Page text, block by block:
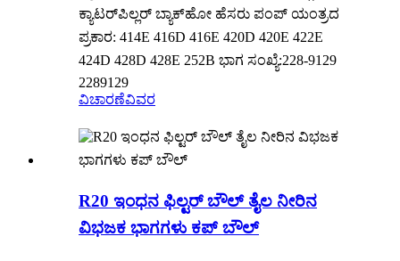
ಕ್ಯಾಟರ್‌ಪಿಲ್ಲರ್ ಬ್ಯಾಕ್‌ಹೋ ಹೆಸರು ಪಂಪ್ ಯಂತ್ರದ
ಪ್ರಕಾರ: 414E 416D 416E 420D 420E 422E
424D 428D 428E 252B ಭಾಗ ಸಂಖ್ಯೆ:228-9129
2289129
ವಿಚಾರಣೆವಿವರ
R20 ಇಂಧನ ಫಿಲ್ಟರ್ ಬೌಲ್ ತೈಲ ನೀರಿನ
ವಿಭಜಕ ಭಾಗಗಳು ಕಪ್ ಬೌಲ್